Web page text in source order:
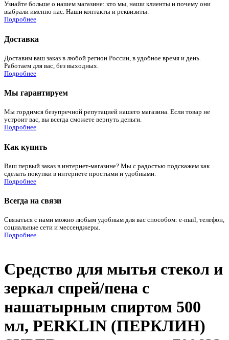
Узнайте больше о нашем магазине: кто мы, наши клиенты и почему они
выбрали именно нас. Наши контакты и реквизиты.
Подробнее
Доставка
Доставим ваш заказ в любой регион России, в удобное время и день.
Работаем для вас, без выходных.
Подробнее
Мы гарантируем
Мы гордимся безупречной репутацией нашего магазина. Если товар не
устроит вас, вы всегда сможете вернуть деньги.
Подробнее
Как купить
Ваш первый заказ в интернет-магазине? Мы с радостью подскажем как
сделать покупки в интернете простыми и удобными.
Подробнее
Всегда на связи
Связаться с нами можно любым удобным для вас способом: e-mail, телефон,
социальные сети и мессенджеры.
Подробнее
Средство для мытья стекол и
зеркал спрей/пена с
нашатырным спиртом 500
мл, PERKLIN (ПЕРКЛИН)